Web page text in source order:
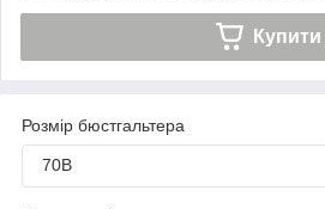
Купити
Розмір бюстгальтера
70B